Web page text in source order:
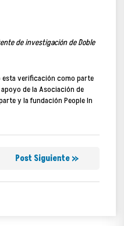
de investigación de Doble
esta verificación como parte
de la Asociación de
y la fundación People In
Post Siguiente »